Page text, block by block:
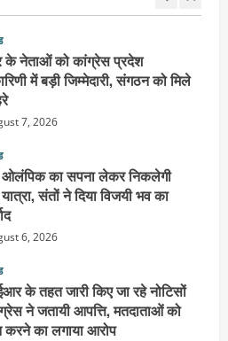
का सपना लेकर निकलेगी
संतों ने दिया विजयी भव का
6, 2026
के तहत जारी किए जा रहे नोटिसों
ने जतायी आपत्ति, मतदाताओं को
का लगाया आरोप
6, 2026
रामस्वरूप आनंद गिरि को लेकर पूरे
हाई वोल्टेज ड्रामा, चौकी से अपने
यति नरसिंहानंद गिरी